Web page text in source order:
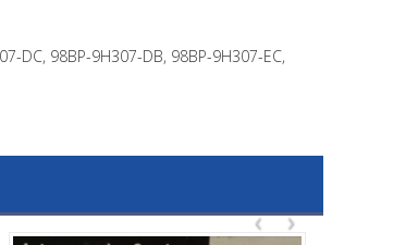
98BP-9H307-DB, 98BP-9H307-EC,
‹ ›